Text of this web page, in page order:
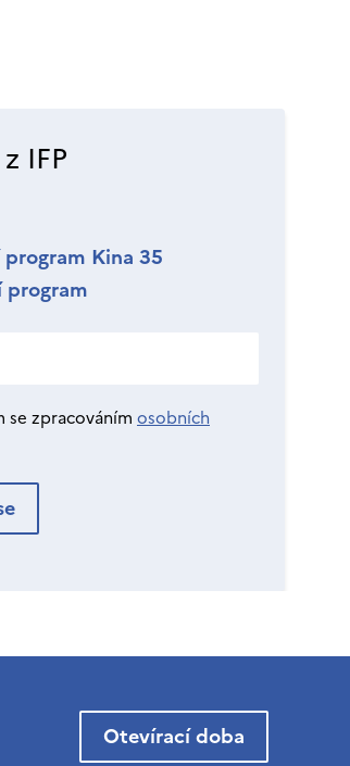
IFP
Kina 35
se zpracováním osobních
Otevírací doba